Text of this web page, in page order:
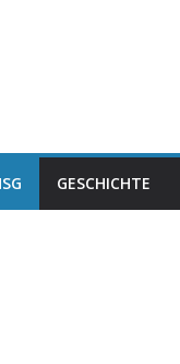
GESCHICHTE